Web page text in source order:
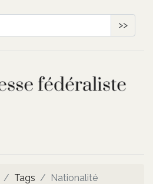
>>
Tags Nationalité